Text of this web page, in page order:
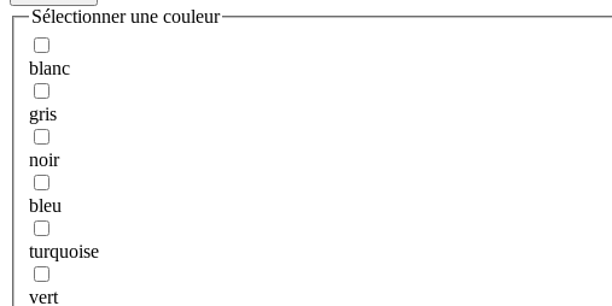
Sélectionner une couleur
blanc
gris
noir
bleu
turquoise
vert